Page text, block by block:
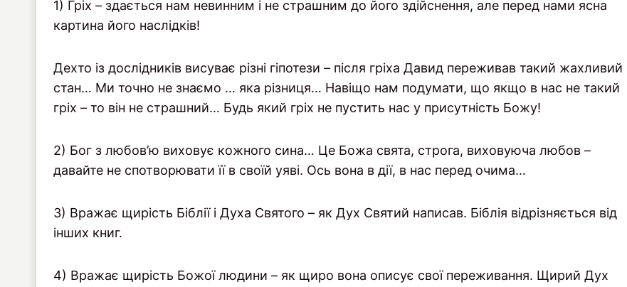
1) Гріх – здається нам невинним і не страшним до його здійснення, але перед нами ясна
картина його наслідків!
Дехто із дослідників висуває різні гіпотези – після гріха Давид переживав такий жахливий
стан… Ми точно не знаємо … яка різниця… Навіщо нам подумати, що якщо в нас не такий
гріх – то він не страшний… Будь який гріх не пустить нас у присутність Божу!
2) Бог з любов’ю виховує кожного сина… Це Божа свята, строга, виховуюча любов –
давайте не спотворювати її в своїй уяві. Ось вона в дії, в нас перед очима…
3) Вражає щирість Біблії і Духа Святого – як Дух Святий написав. Біблія відрізняється від
інших книг.
4) Вражає щирість Божої людини – як щиро вона описує свої переживання. Щирий Дух